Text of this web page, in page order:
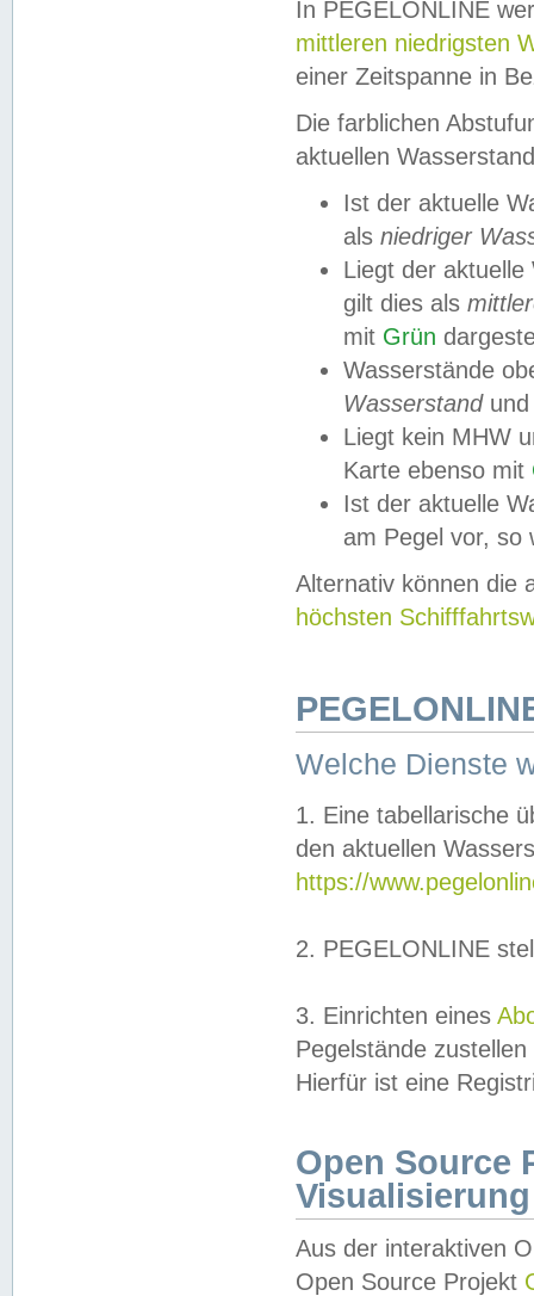
In PEGELONLINE
mittleren niedrigsten
einer Zeitspanne in
Die farblichen
aktuellen
Ist der aktuelle
als niedriger
Liegt der
gilt dies als
mit Grün
Wasserstände
Wasserstandund
Liegt kein MHW
Karte ebenso mit
Ist der aktuelle
am Pegel vor,
Alternativ können die
höchsten
Welche Dienste
1. Eine tabellarische
den aktuellen
https://
2. PEGELONLINE
3. Einrichten eines
Pegelstände
Hierfür ist eine
Open Source
Visualisierung
Aus der interaktiven
Open Source Projekt